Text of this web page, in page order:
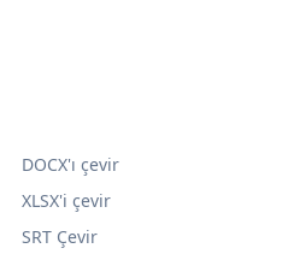
DOCX'ı çevir
XLSX'i çevir
SRT Çevir